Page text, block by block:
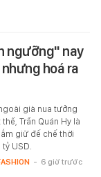
ngưỡng" nay
hoá ra
già nua tưởng
Trần Quán Hy là
giữ đế chế thời
USD.
- 6 giờ trước